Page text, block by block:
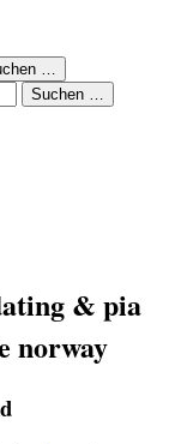
…
Suchen …
& pia
norway